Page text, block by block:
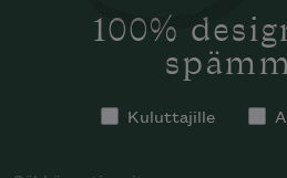
100%
Kuluttajille